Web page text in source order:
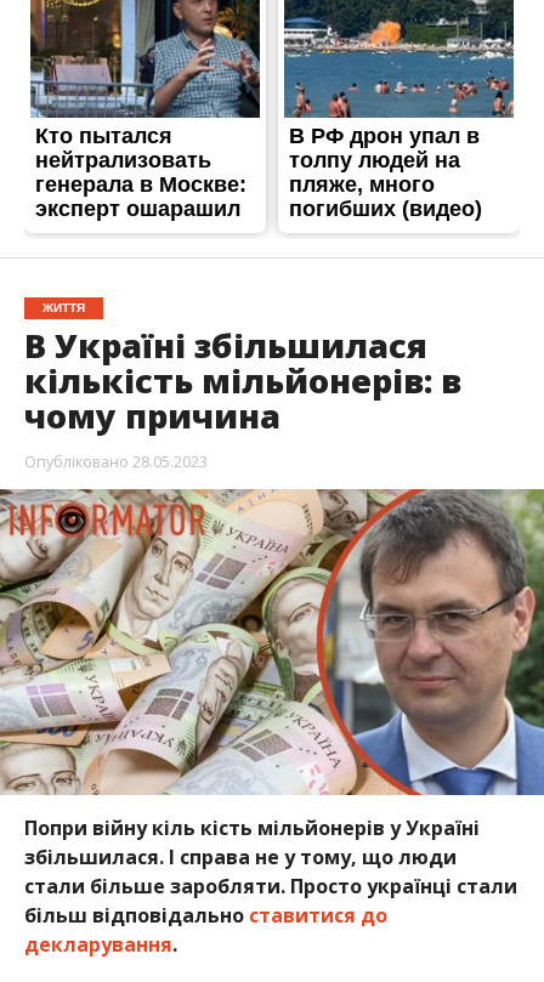
ЖИТТЯ
В Україні збільшилася
кількість мільйонерів: в
чому причина
Опубліковано 28.05.2023
Попри війну кіль кість мільйонерів у Україні
збільшилася. І справа не у тому, що люди
стали більше заробляти. Просто українці стали
більш відповідально ставитися до
декларування.